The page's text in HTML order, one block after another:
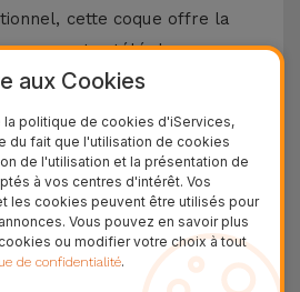
cette coque offre la
pour votre téléphone
un toucher doux sans
les fonctionnalités
votre téléphone portable
d'une coque en
aux Cookies
politique de cookies d'iServices,
du fait que l'utilisation de cookies
de l'utilisation et la présentation de
à vos centres d'intérêt. Vos
les cookies peuvent être utilisés pour
Vous pouvez en savoir plus
ou modifier votre choix à tout
de confidentialité.